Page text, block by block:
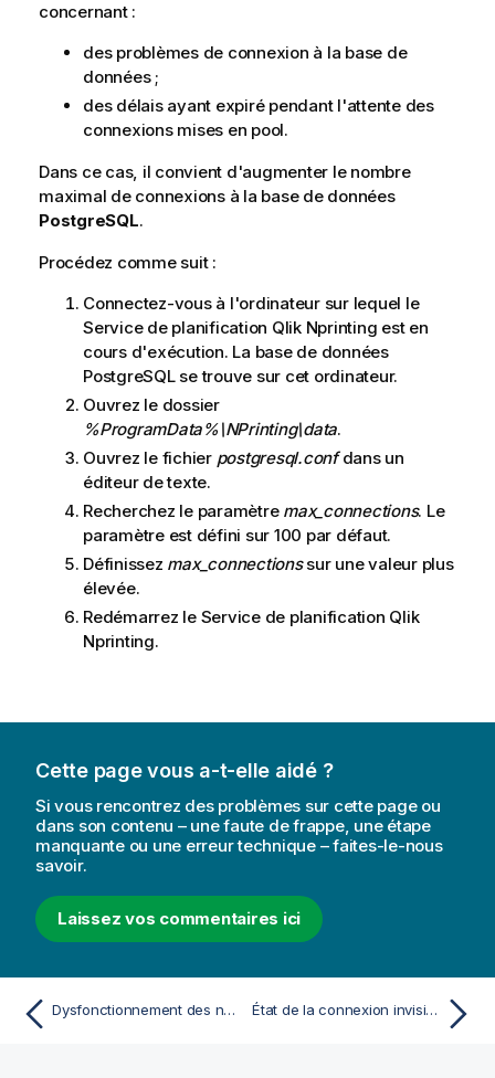
concernant :
des problèmes de connexion à la base de
données ;
des délais ayant expiré pendant l'attente des
connexions mises en pool.
Dans ce cas, il convient d'augmenter le nombre
maximal de connexions à la base de données
PostgreSQL.
Procédez comme suit :
Connectez-vous à l'ordinateur sur lequel le
Service de planification Qlik Nprinting est en
cours d'exécution. La base de données
PostgreSQLse trouve sur cet ordinateur.
Ouvrez le dossier
%ProgramData%\NPrinting\data.
Ouvrez le fichier postgresql.confdans un
éditeur de texte.
Recherchez le paramètre max_connections. Le
paramètre est défini sur 100 par défaut.
Définissez max_connectionssur une valeur plus
élevée.
Redémarrez le Service de planification Qlik
Nprinting.
Cette page vous a-t-elle aidé ?
Si vous rencontrez des problèmes sur cette page ou
dans son contenu – une faute de frappe, une étape
manquante ou une erreur technique – faites-le-nous
savoir.
Laissez vos commentaires ici
Dysfonctionnement des navigateurs Firefox avec la méthode d'authentification Kerberos État de la connexion invisible dans Console Web Qlik Nprinting